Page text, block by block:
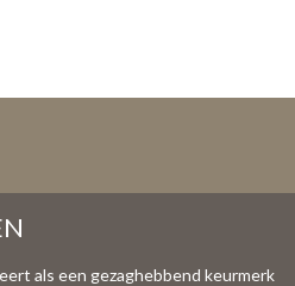
als een gezaghebbend keurmerk